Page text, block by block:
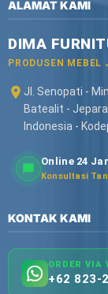
ALAMAT KAMI
DIMA
PRODUSEN MEBEL
Jl. Senopati -
Batealit -
Indonesia -
Online 24
Konsultasi
KONTAK KAMI
ORDER VIA
+62 823-